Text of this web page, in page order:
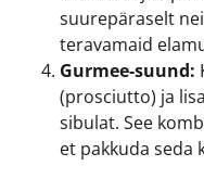
suurepäraselt
teravamaid
Gurmee-suund:
(prosciutto) ja
sibulat. See
et pakkuda seda